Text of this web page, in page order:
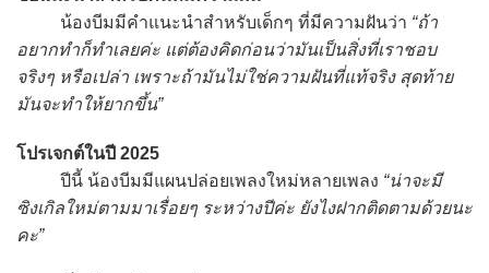
น้องบีมมีคำแนะนำสำหรับเด็กๆ ที่มีความฝันว่า “ถ้า
อยากทำก็ทำเลยค่ะ แต่ต้องคิดก่อนว่ามันเป็นสิ่งที่เราชอบ
จริงๆ หรือเปล่า เพราะถ้ามันไม่ใช่ความฝันที่แท้จริง สุดท้าย
มันจะทำให้ยากขึ้น”
โปรเจกต์ในปี 2025
ปีนี้ น้องบีมมีแผนปล่อยเพลงใหม่หลายเพลง “น่าจะมี
ซิงเกิลใหม่ตามมาเรื่อยๆ ระหว่างปีค่ะ ยังไงฝากติดตามด้วยนะ
คะ”